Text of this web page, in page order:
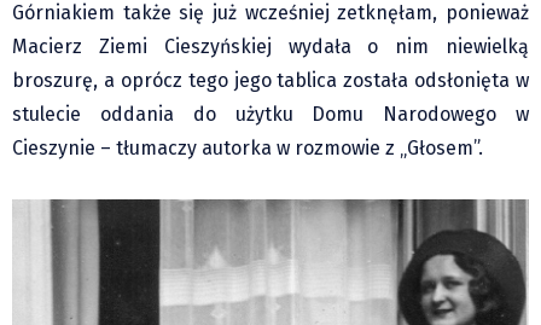
Na granicy Księstwa Drobika (archiwum)
Podróże małe i duże Skałki
Historia
Rodziny wielodzietne
Nauka
Górniakiem także się już wcześniej zetknęłam, ponieważ
Macierz Ziemi Cieszyńskiej wydała o nim niewielką
broszurę, a oprócz tego jego tablica została odsłonięta w
stulecie oddania do użytku Domu Narodowego w
Cieszynie – tłumaczy autorka w rozmowie z „Głosem”.